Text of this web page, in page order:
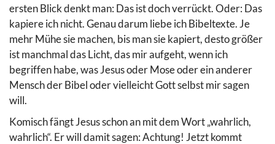
ersten Blick denkt man: Das ist doch verrückt. Oder: Das
kapiere ich nicht. Genau darum liebe ich Bibeltexte. Je
mehr Mühe sie machen, bis man sie kapiert, desto größer
ist manchmal das Licht, das mir aufgeht, wenn ich
begriffen habe, was Jesus oder Mose oder ein anderer
Mensch der Bibel oder vielleicht Gott selbst mir sagen
will.
Komisch fängt Jesus schon an mit dem Wort „wahrlich,
wahrlich“. Er will damit sagen: Achtung! Jetzt kommt